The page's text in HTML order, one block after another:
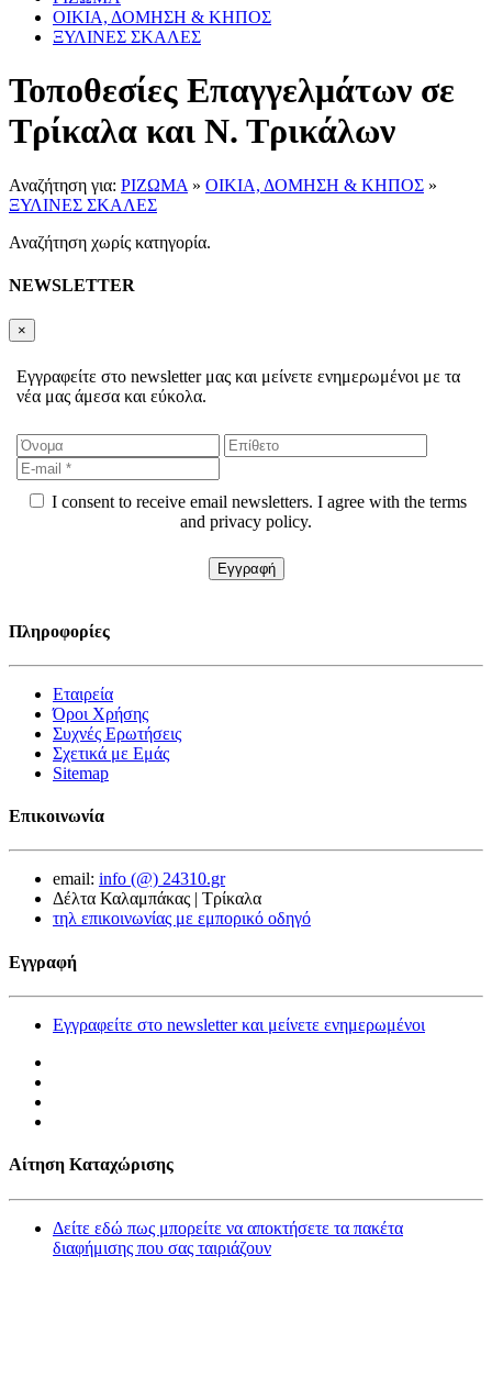
ΟΙΚΙΑ, ΔΟΜΗΣΗ & ΚΗΠΟΣ
ΞΥΛΙΝΕΣ ΣΚΑΛΕΣ
Τοποθεσίες Επαγγελμάτων σε
Τρίκαλα και Ν. Τρικάλων
Αναζήτηση για: ΡΙΖΩΜΑ » ΟΙΚΙΑ, ΔΟΜΗΣΗ & ΚΗΠΟΣ »
ΞΥΛΙΝΕΣ ΣΚΑΛΕΣ
Αναζήτηση χωρίς κατηγορία.
NEWSLETTER
×
Εγγραφείτε στο newsletter μας και μείνετε ενημερωμένοι με τα
νέα μας άμεσα και εύκολα.
I consent to receive email newsletters. I agree with the terms
and privacy policy.
Πληροφορίες
Εταιρεία
Όροι Χρήσης
Συχνές Ερωτήσεις
Σχετικά με Εμάς
Sitemap
Επικοινωνία
email: info (@) 24310.gr
Δέλτα Καλαμπάκας | Τρίκαλα
τηλ επικοινωνίας με εμπορικό οδηγό
Εγγραφή
Εγγραφείτε στο newsletter και μείνετε ενημερωμένοι
Αίτηση Καταχώρισης
Δείτε εδώ πως μπορείτε να αποκτήσετε τα πακέτα
διαφήμισης που σας ταιριάζουν